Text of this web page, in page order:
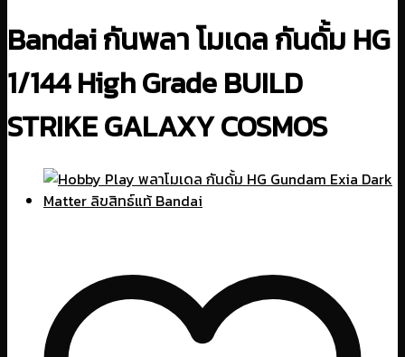
Bandai กันพลา โมเดล กันดั้ม HG
1/144 High Grade BUILD
STRIKE GALAXY COSMOS